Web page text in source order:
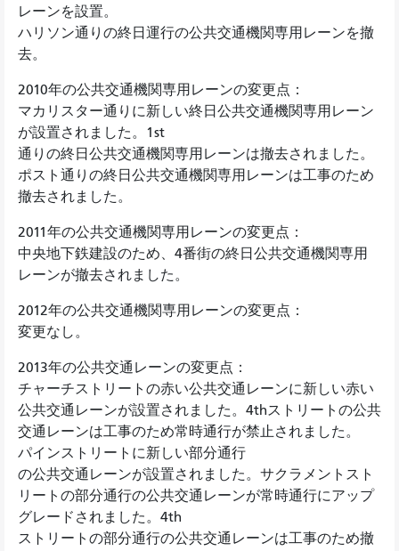
レーンを設置。
ハリソン通りの終日運行の公共交通機関専用レーンを撤
去。
2010年の公共交通機関専用レーンの変更点：
マカリスター通りに新しい終日公共交通機関専用レーン
が設置されました。1st
通りの終日公共交通機関専用レーンは撤去されました。
ポスト通りの終日公共交通機関専用レーンは工事のため
撤去されました。
2011年の公共交通機関専用レーンの変更点：
中央地下鉄建設のため、4番街の終日公共交通機関専用
レーンが撤去されました。
2012年の公共交通機関専用レーンの変更点：
変更なし。
2013年の公共交通レーンの変更点：
チャーチストリートの赤い公共交通レーンに新しい赤い
公共交通レーンが設置されました。4thストリートの公共
交通レーンは工事のため常時通行が禁止されました。
パインストリートに新しい部分通行
の公共交通レーンが設置されました。サクラメントスト
リートの部分通行の公共交通レーンが常時通行にアップ
グレードされました。4th
ストリートの部分通行の公共交通レーンは工事のため撤